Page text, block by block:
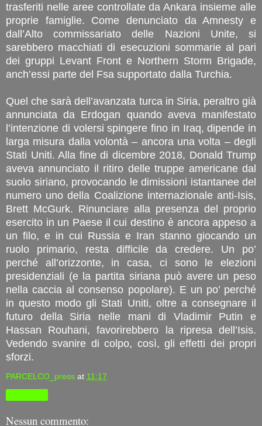
trasferiti nelle aree controllate da Ankara insieme alle
proprie famiglie. Come denunciato da Amnesty e
dall’Alto commissariato delle Nazioni Unite, si
sarebbero macchiati di esecuzioni sommarie al pari
dei gruppi Levant Front e Northern Storm Brigade,
anch’essi parte del Fsa supportato dalla Turchia.
Quel che sarà dell’avanzata turca in Siria, peraltro già
annunciata da Erdogan quando aveva manifestato
l’intenzione di volersi spingere fino in Iraq, dipende in
larga misura dalla volontà – ancora una volta – degli
Stati Uniti. Alla fine di dicembre 2018, Donald Trump
aveva annunciato il ritiro delle truppe americane dal
suolo siriano, provocando le dimissioni istantanee del
numero uno della Coalizione internazionale anti-Isis,
Brett McGurk. Rinunciare alla presenza del proprio
esercito in un Paese il cui destino è ancora appeso a
un filo, e in cui Russia e Iran stanno giocando un
ruolo primario, resta difficile da credere. Un po’
perché all’orizzonte, in casa, ci sono le elezioni
presidenziali (e la partita siriana può avere un peso
nella caccia al consenso popolare). E un po’ perché
in questo modo gli Stati Uniti, oltre a consegnare il
futuro della Siria nelle mani di Vladimir Putin e
Hassan Rouhani, favorirebbero la ripresa dell’Isis.
Vedendo svanire di colpo, così, gli effetti dei propri
sforzi.
PARCELCO_press at 11:17
Nessun commento: